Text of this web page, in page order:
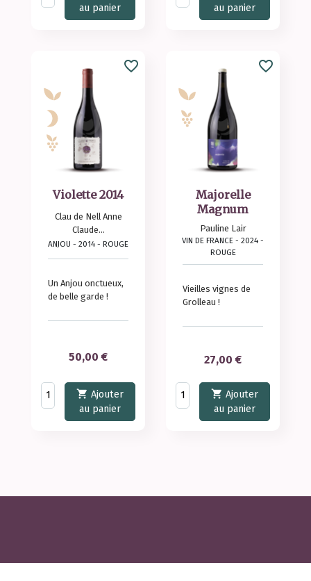
au panier
au panier
Violette 2014
Clau de Nell Anne
Claude...
ANJOU - 2014 - ROUGE
Un Anjou onctueux,
de belle garde !
favorite_border
Prix
50,00 €
 Ajouter
au panier
Majorelle
Magnum
Pauline Lair
VIN DE FRANCE - 2024 -
ROUGE
Vieilles vignes de
Grolleau !
favorite_border
Prix
27,00 €
 Ajouter
au panier